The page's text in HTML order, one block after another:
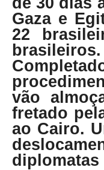
Gaza e
22
brasileiros.
vão
fretado
ao Cairo.